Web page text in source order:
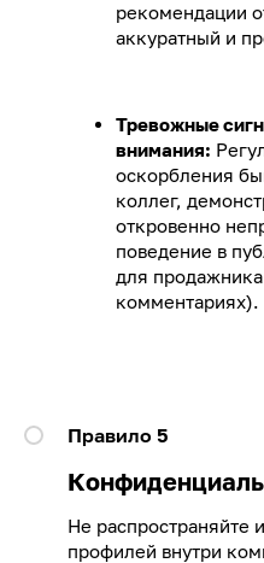
рекомендации
аккуратный и
Тревожные
внимания:
оскорбления
коллег,
откровенно
поведение в
для продажника
комментариях).
Правило 5
Не
профилей внутри